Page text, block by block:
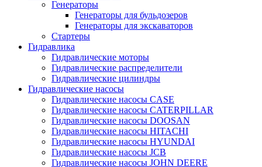
Генераторы
Генераторы для бульдозеров
Генераторы для экскаваторов
Стартеры
Гидравлика
Гидравлические моторы
Гидравлические распределители
Гидравлические цилиндры
Гидравлические насосы
Гидравлические насосы CASE
Гидравлические насосы CATERPILLAR
Гидравлические насосы DOOSAN
Гидравлические насосы HITACHI
Гидравлические насосы HYUNDAI
Гидравлические насосы JCB
Гидравлические насосы JOHN DEERE